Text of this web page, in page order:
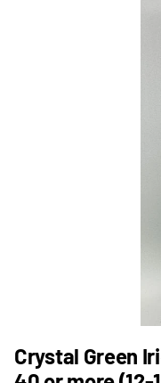
Crystal Green